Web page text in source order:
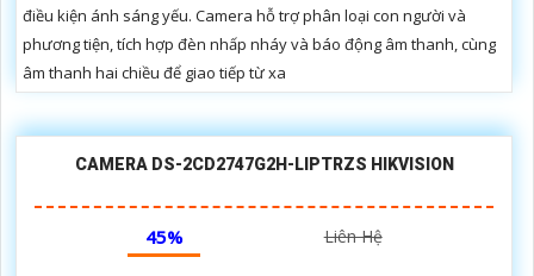
điều kiện ánh sáng yếu. Camera hỗ trợ phân loại con người và
phương tiện, tích hợp đèn nhấp nháy và báo động âm thanh, cùng
âm thanh hai chiều để giao tiếp từ xa
CAMERA DS-2CD2747G2H-LIPTRZS HIKVISION
45% Liên Hệ